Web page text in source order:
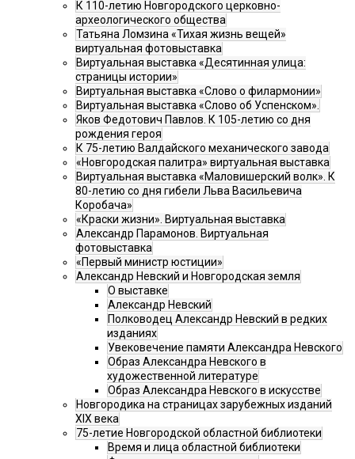
К 110-летию Новгородского церковно-
археологического общества
Татьяна Ломзина «Тихая жизнь вещей»
виртуальная фотовыставка
Виртуальная выставка «Десятинная улица:
страницы истории»
Виртуальная выставка «Слово о филармонии»
Виртуальная выставка «Слово об Успенском».
Яков Федотович Павлов. К 105-летию со дня
рождения героя
К 75-летию Валдайского механического завода
«Новгородская палитра» виртуальная выставка
Виртуальная выставка «Маловишерский волк». К
80-летию со дня гибели Льва Васильевича
Коробача»
«Краски жизни». Виртуальная выставка
Александр Парамонов. Виртуальная
фотовыставка
«Первый министр юстиции»
Александр Невский и Новгородская земля
О выставке
Александр Невский
Полководец Александр Невский в редких
изданиях
Увековечение памяти Александра Невского
Образ Александра Невского в
художественной литературе
Образ Александра Невского в искусстве
Новгородика на страницах зарубежных изданий
XIX века
75-летие Новгородской областной библиотеки
Время и лица областной библиотеки